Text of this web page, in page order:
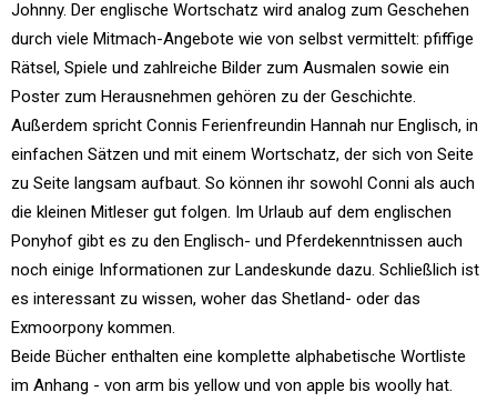
Johnny. Der englische Wortschatz wird analog zum Geschehen
durch viele Mitmach-Angebote wie von selbst vermittelt: pfiffige
Rätsel, Spiele und zahlreiche Bilder zum Ausmalen sowie ein
Poster zum Herausnehmen gehören zu der Geschichte.
Außerdem spricht Connis Ferienfreundin Hannah nur Englisch, in
einfachen Sätzen und mit einem Wortschatz, der sich von Seite
zu Seite langsam aufbaut. So können ihr sowohl Conni als auch
die kleinen Mitleser gut folgen. Im Urlaub auf dem englischen
Ponyhof gibt es zu den Englisch- und Pferdekenntnissen auch
noch einige Informationen zur Landeskunde dazu. Schließlich ist
es interessant zu wissen, woher das Shetland- oder das
Exmoorpony kommen.
Beide Bücher enthalten eine komplette alphabetische Wortliste
im Anhang - von arm bis yellow und von apple bis woolly hat.